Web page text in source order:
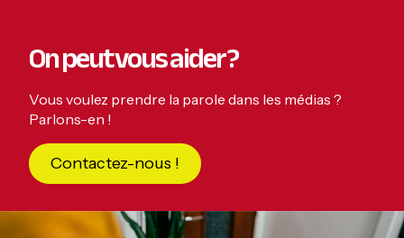
On peut vous aider ?
Vous voulez prendre la parole dans les médias ?
Parlons-en !
Contactez-nous !